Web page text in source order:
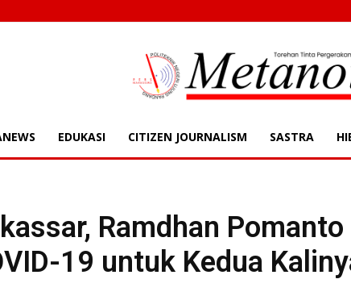
EDUKASI CITIZEN JOURNALISM SASTRA
Ramdhan Pomanto
19 untuk Kedua